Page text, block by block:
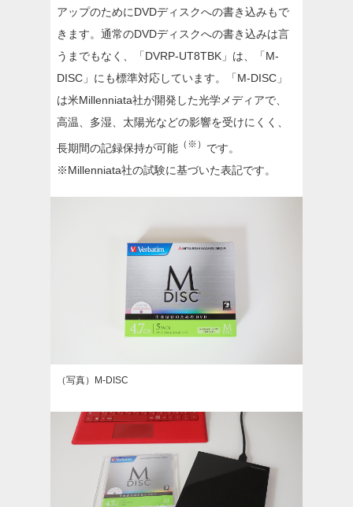
アップのためにDVDディスクへの書き込みもで
きます。通常のDVDディスクへの書き込みは言
うまでもなく、「DVRP-UT8TBK」は、「M-
DISC」にも標準対応しています。「M-DISC」
は米Millenniata社が開発した光学メディアで、
高温、多湿、太陽光などの影響を受けにくく、
長期間の記録保持が可能 （※） です。
※Millenniata社の試験に基づいた表記です。
（写真）M-DISC